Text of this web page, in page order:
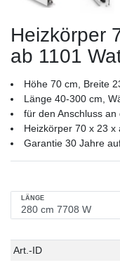
Heizkörper
ab 1101
Höhe 70 cm, Breite
Länge 40-300 cm,
für den Anschluss
Heizkörper 70 x 23 x
Garantie 30 Jahre
LÄNGE
Technisches
Wert
Art.-ID